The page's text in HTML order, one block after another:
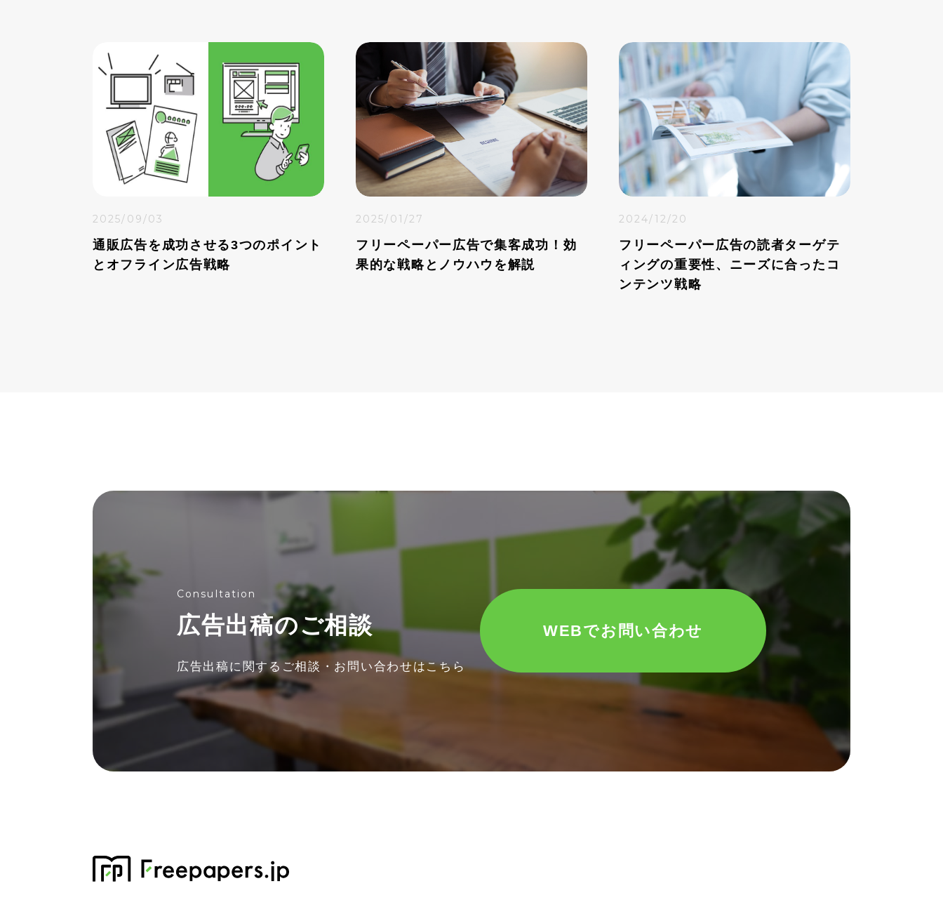
2025/09/03
通販広告を成功させる3つのポイント
とオフライン広告戦略
2025/01/27
フリーペーパー広告で集客成功！効
果的な戦略とノウハウを解説
2024/12/20
フリーペーパー広告の読者ターゲテ
ィングの重要性、ニーズに合ったコ
ンテンツ戦略
Consultation
広告出稿のご相談
広告出稿に関する ご相談・お問い合わせはこちら
WEBでお問い合わせ